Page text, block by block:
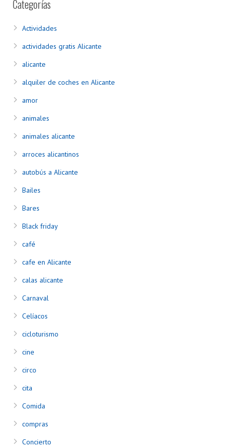
Categorías
Actividades
actividades gratis Alicante
alicante
alquiler de coches en Alicante
amor
animales
animales alicante
arroces alicantinos
autobús a Alicante
Bailes
Bares
Black friday
café
cafe en Alicante
calas alicante
Carnaval
Celíacos
cicloturismo
cine
circo
cita
Comida
compras
Concierto